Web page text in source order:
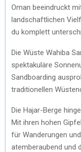
Oman beeindruckt
landschaftlichen
du komplett
Die Wüste Wahiba
spektakuläre
Sandboarding
traditionellen
Die Hajar-Berge
Mit ihren hohen
für Wanderungen
atemberaubend und